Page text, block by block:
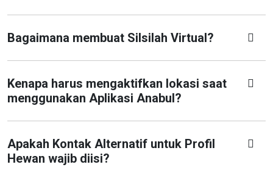
Bagaimana membuat Silsilah Virtual?
Kenapa harus mengaktifkan lokasi saat
menggunakan Aplikasi Anabul?
Apakah Kontak Alternatif untuk Profil
Hewan wajib diisi?